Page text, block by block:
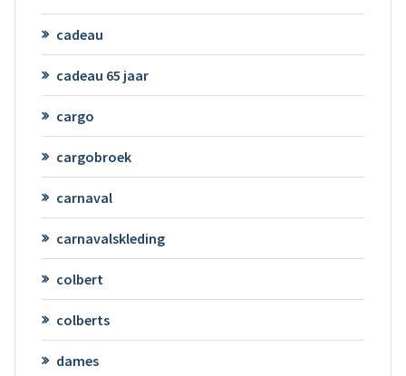
cadeau
cadeau 65 jaar
cargo
cargobroek
carnaval
carnavalskleding
colbert
colberts
dames